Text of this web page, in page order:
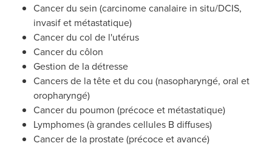
Cancer du sein (carcinome canalaire in situ/DCIS,
invasif et métastatique)
Cancer du col de l'utérus
Cancer du côlon
Gestion de ladétresse
Cancers de la tête et du cou (nasopharyngé, oral et
oropharyngé)
Cancer du poumon (précoce et métastatique)
Lymphomes (à grandes cellules B diffuses)
Cancer de la prostate (précoce et avancé)